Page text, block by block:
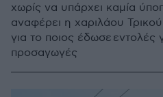
χωρίς να υπάρχει καμία
αναφέρει η χαριλάου
για το ποιος έδωσε εντολές
προσαγωγές